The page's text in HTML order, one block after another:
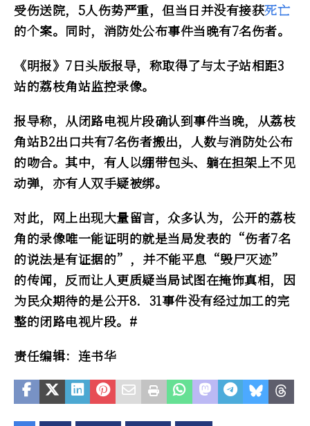
受伤送院，5人伤势严重，但当日并没有接获死亡
的个案。同时，消防处公布事件当晚有7名伤者。
《明报》7日头版报导，称取得了与太子站相距3
站的荔枝角站监控录像。
报导称，从闭路电视片段确认到事件当晚，从荔枝
角站B2出口共有7名伤者搬出，人数与消防处公布
的吻合。其中，有人以绷带包头、躺在担架上不见
动弹，亦有人双手疑被绑。
对此，网上出现大量留言，众多认为，公开的荔枝
角的录像唯一能证明的就是当局发表的“伤者7名
的说法是有证据的”，并不能平息“毁尸灭迹”
的传闻，反而让人更质疑当局试图在掩饰真相，因
为民众期待的是公开8．31事件没有经过加工的完
整的闭路电视片段。#
责任编辑：连书华